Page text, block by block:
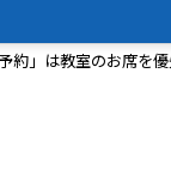
約」は教室のお席を